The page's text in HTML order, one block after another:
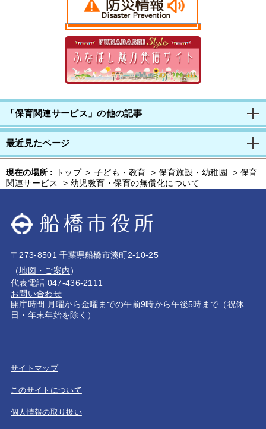
「保育関連サービス」の他の記事
最近見たページ
現在の場所 : トップ > 子ども・教育 > 保育施設・幼稚園 > 保育
関連サービス
> 幼児教育・保育の無償化について
〒273-8501 千葉県船橋市湊町2-10-25
（地図・ご案内）
代表電話 047-436-2111
お問い合わせ
開庁時間 月曜から金曜までの午前9時から午後5時まで（祝休
日・年末年始を除く）
サイトマップ
このサイトについて
個人情報の取り扱い